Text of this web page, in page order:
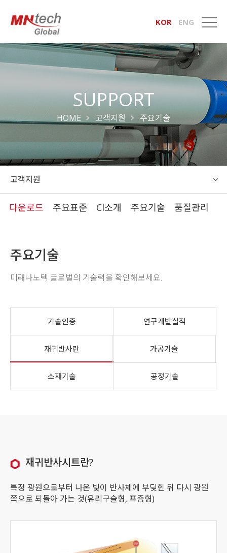
KOR ENG
SUPPORT
HOME 고객지원 주요기술
고객지원
다운로드 주요표준 CI소개 주요기술 품질관리
주요기술
미래나노텍 글로벌의 기술력을 확인해보세요.
기술인증 연구개발실적
재귀반사란 가공기술
소재기술 공정기술
재귀반사시트란?
특정 광원으로부터 나온 빛이 반사체에 부딪힌 뒤 다시 광원
쪽으로 되돌아 가는 것(유리구슬형, 프즘형)